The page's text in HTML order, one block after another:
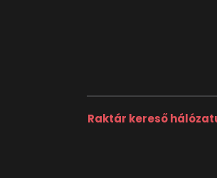
Raktár kereső